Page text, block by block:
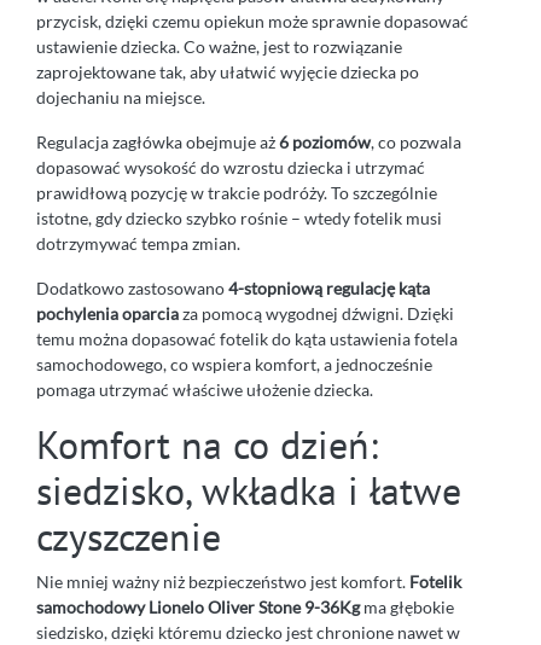
przycisk, dzięki czemu opiekun może sprawnie dopasować
ustawienie dziecka. Co ważne, jest to rozwiązanie
zaprojektowane tak, aby ułatwić wyjęcie dziecka po
dojechaniu na miejsce.
Regulacja zagłówka obejmuje aż6 poziomów, co pozwala
dopasować wysokość do wzrostu dziecka i utrzymać
prawidłową pozycję w trakcie podróży. To szczególnie
istotne, gdy dziecko szybko rośnie – wtedy fotelik musi
dotrzymywać tempa zmian.
Dodatkowo zastosowano4-stopniową regulację kąta
pochylenia oparciaza pomocą wygodnej dźwigni. Dzięki
temu można dopasować fotelik do kąta ustawienia fotela
samochodowego, co wspiera komfort, a jednocześnie
pomaga utrzymać właściwe ułożenie dziecka.
Komfort na co dzień:
siedzisko, wkładka i łatwe
czyszczenie
Nie mniej ważny niż bezpieczeństwo jest komfort. Fotelik
samochodowy Lionelo Oliver Stone 9-36Kgma głębokie
siedzisko, dzięki któremu dziecko jest chronione nawet w